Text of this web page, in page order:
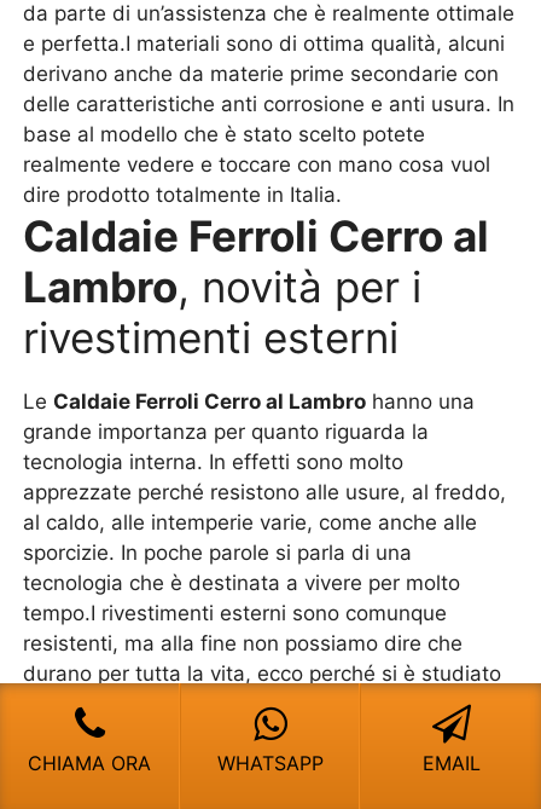
da parte di un’assistenza che è realmente ottimale
e perfetta.I materiali sono di ottima qualità, alcuni
derivano anche da materie prime secondarie con
delle caratteristiche anti corrosione e anti usura. In
base al modello che è stato scelto potete
realmente vedere e toccare con mano cosa vuol
dire prodotto totalmente in Italia.
Caldaie Ferroli Cerro al
Lambro, novità per i
rivestimenti esterni
Le Caldaie Ferroli Cerro al Lambro hanno una
grande importanza per quanto riguarda la
tecnologia interna. In effetti sono molto
apprezzate perché resistono alle usure, al freddo,
al caldo, alle intemperie varie, come anche alle
sporcizie. In poche parole si parla di una
tecnologia che è destinata a vivere per molto
tempo.I rivestimenti esterni sono comunque
resistenti, ma alla fine non possiamo dire che
durano per tutta la vita, ecco perché si è studiato
un metodo semplice per soddisfare i clienti che
vogliono avere una struttura anche molto bella da
vedere, vale a dire quella di poter acquistare dei
CHIAMA ORA WHATSAPP EMAIL